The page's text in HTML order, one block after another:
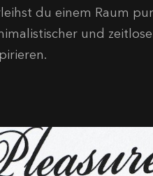
du einem Raum
und